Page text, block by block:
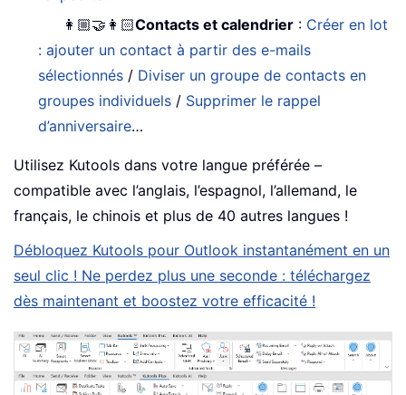
👩🏼‍🤝‍👩🏻Contacts et calendrier : Créer en lot
: ajouter un contact à partir des e-mails
sélectionnés / Diviser un groupe de contacts en
groupes individuels / Supprimer le rappel
d’anniversaire…
Utilisez Kutools dans votre langue préférée –
compatible avec l’anglais, l’espagnol, l’allemand, le
français, le chinois et plus de 40 autres langues !
Débloquez Kutools pour Outlook instantanément en un
seul clic ! Ne perdez plus une seconde : téléchargez
dès maintenant et boostez votre efficacité !